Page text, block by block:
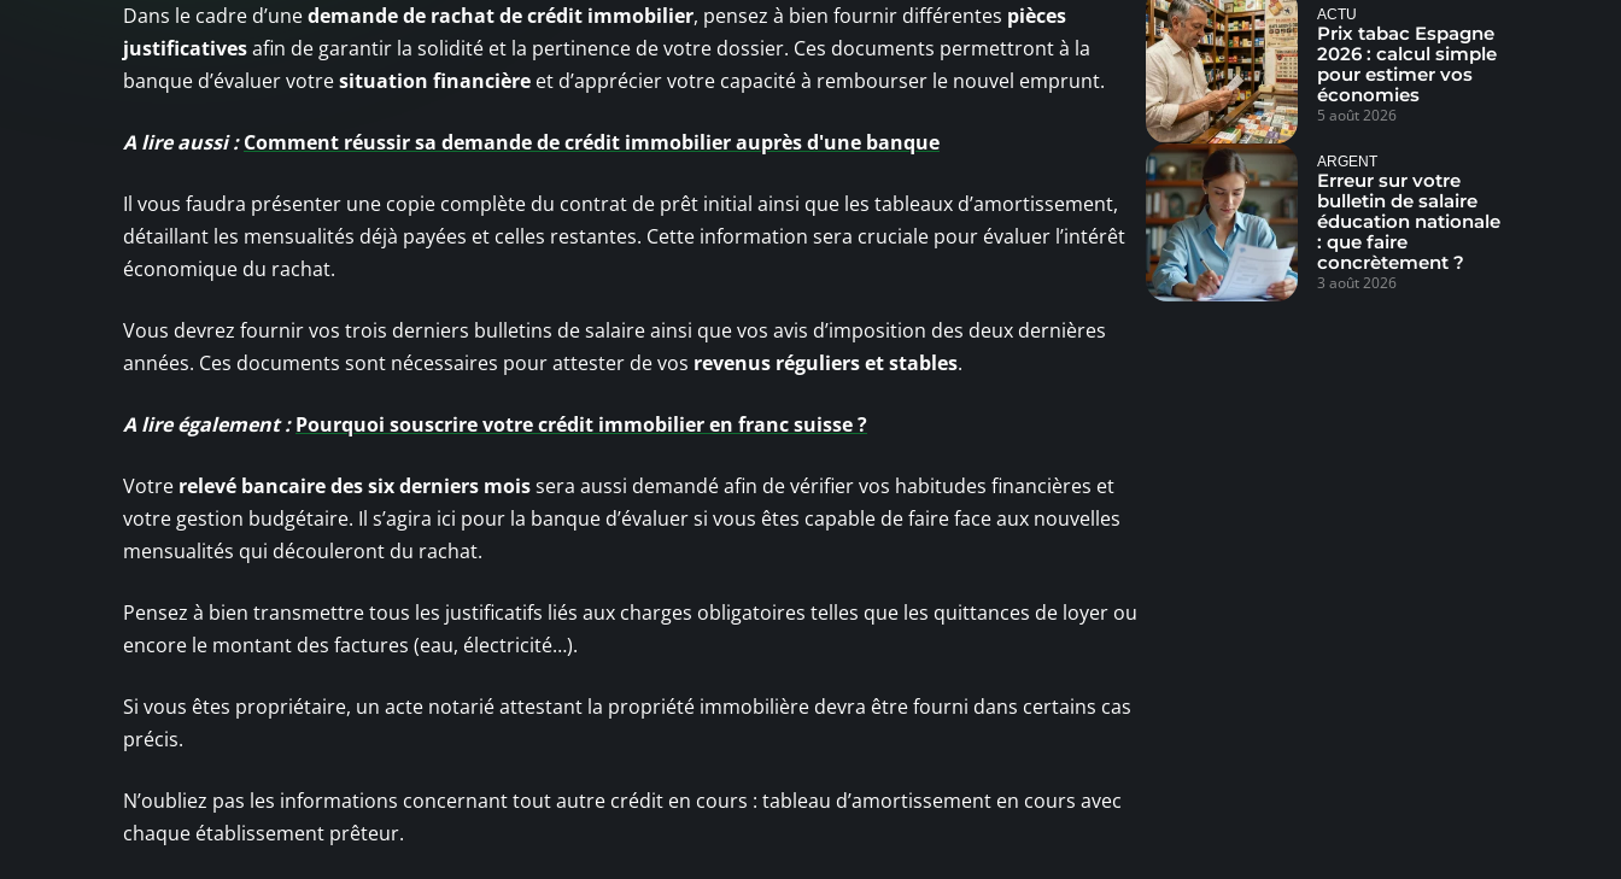
Dans le cadre d’unedemande de rachat de crédit immobilier, pensez à bien fournir différentes pièces
justificativesafin de garantir la solidité et la pertinence de votre dossier. Ces documents permettront à la
banque d’évaluer votresituation financière et d’apprécier votre capacité à rembourser le nouvel emprunt.
A lire aussi : Comment réussir sa demande de crédit immobilier auprès d'une banque
Il vous faudra présenter une copie complète du contrat de prêt initial ainsi que les tableaux d’amortissement,
détaillant les mensualités déjà payées et celles restantes. Cette information sera cruciale pour évaluer l’intérêt
économique du rachat.
Vous devrez fournir vos trois derniers bulletins de salaire ainsi que vos avis d’imposition des deux dernières
années. Ces documents sont nécessaires pour attester de vos revenus réguliers et stables.
A lire également : Pourquoi souscrire votre crédit immobilier en franc suisse ?
Votre relevé bancaire des six derniers moissera aussi demandé afin de vérifier vos habitudes financières et
votre gestion budgétaire. Il s’agira ici pour la banque d’évaluer si vous êtes capable de faire face aux nouvelles
mensualités qui découleront du rachat.
Pensez à bien transmettre tous les justificatifs liés aux charges obligatoires telles que les quittances de loyer ou
encore le montant des factures (eau, électricité…).
Si vous êtes propriétaire, un acte notarié attestant la propriété immobilière devra être fourni dans certains cas
précis.
N’oubliez pas les informations concernant tout autre crédit en cours : tableau d’amortissement en cours avec
chaque établissement prêteur.
ACTU
Prix tabac Espagne
2026 : calcul simple
pour estimer vos
économies
5 août 2026
ARGENT
Erreur sur votre
bulletin de salaire
éducation nationale
: que faire
concrètement ?
3 août 2026